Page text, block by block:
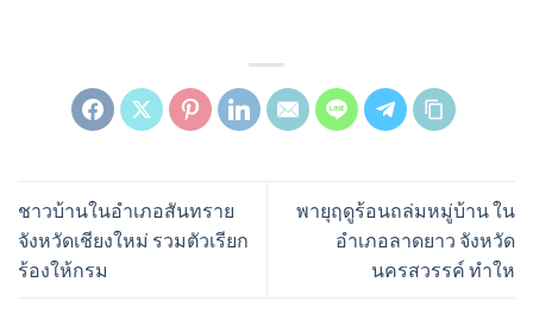
ชาวบ้านในอำเภอสันทราย
จังหวัดเชียงใหม่ รวมตัวเรียก
ร้องให้กรม
พายุฤดูร้อนถล่มหมู่บ้าน ใน
อำเภอลาดยาว จังหวัด
นครสวรรค์ ทำให